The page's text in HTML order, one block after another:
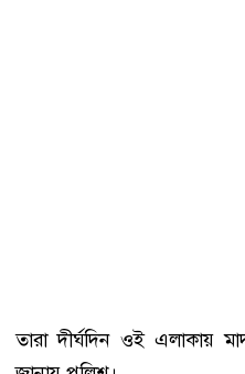
তারা দীর্ঘদিন ওই এলাকায়